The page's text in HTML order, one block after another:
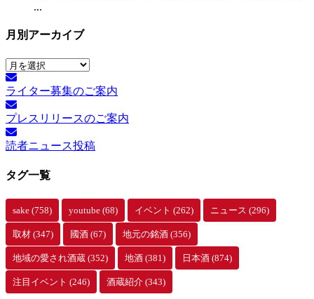
...
月別アーカイブ
月
別
ア
ー
カ
イ
ブ
ライター募集のご案内
プレスリリースのご案内
読者ニュース投稿
タグ一覧
sake (758) youtube (68) イベント (262) ニュース (296)
取材 (347) 國酒 (67) 地元の銘酒 (356)
地域の愛され酒蔵 (352) 地酒 (381) 日本酒 (874)
注目イベント (246) 酒蔵紹介 (343)